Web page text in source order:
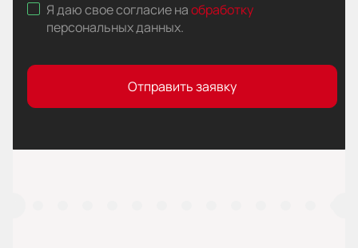
Я даю свое согласие наобработку
персональных данных.
Отправить заявку